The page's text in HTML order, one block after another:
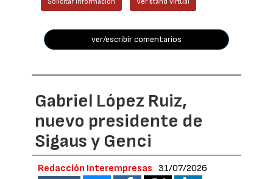
ver/escribir comentarios
Gabriel López Ruiz,
nuevo presidente de
Sigaus y Genci
Redacción Interempresas 31/07/2026